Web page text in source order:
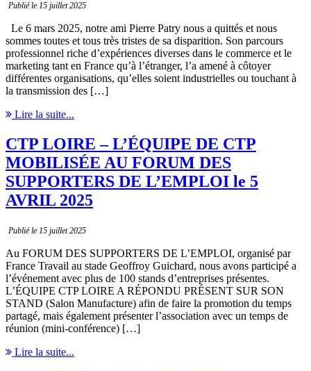
Publié le 15 juillet 2025
Le 6 mars 2025, notre ami Pierre Patry nous a quittés et nous
sommes toutes et tous très tristes de sa disparition. Son parcours
professionnel riche d’expériences diverses dans le commerce et le
marketing tant en France qu’à l’étranger, l’a amené à côtoyer
différentes organisations, qu’elles soient industrielles ou touchant à
la transmission des […]
Lire la suite...
CTP LOIRE – L’ÉQUIPE DE CTP
MOBILISÉE AU FORUM DES
SUPPORTERS DE L’EMPLOI le 5
AVRIL 2025
Publié le 15 juillet 2025
Au FORUM DES SUPPORTERS DE L’EMPLOI, organisé par
France Travail au stade Geoffroy Guichard, nous avons participé a
l’événement avec plus de 100 stands d’entreprises présentes.
L’ÉQUIPE CTP LOIRE A RÉPONDU PRÉSENT SUR SON
STAND (Salon Manufacture) afin de faire la promotion du temps
partagé, mais également présenter l’association avec un temps de
réunion (mini-conférence) […]
Lire la suite...